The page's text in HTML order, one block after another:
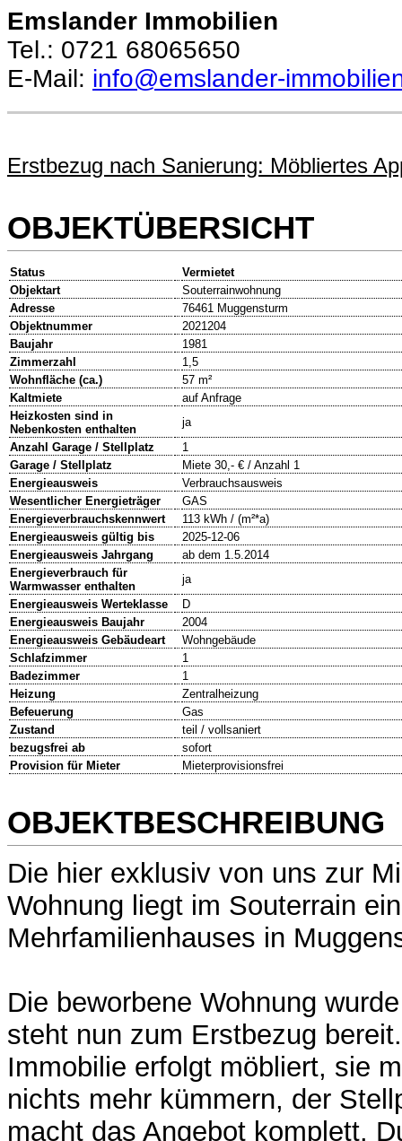
Emslander Immobilien
Tel.: 0721 68065650
E-Mail: info@emslander-
Erstbezug nach Sanierung: Möbliertes
OBJEKTÜBERSICHT
Status
Vermietet
Objektart
Souterrainwohnung
Adresse
76461 Muggensturm
Objektnummer
2021204
Baujahr
1981
Zimmerzahl
1,5
Wohnfläche (ca.)
57 m²
Kaltmiete
auf Anfrage
Heizkosten sind in
Nebenkosten enthalten
ja
Anzahl Garage / Stellplatz
1
Garage / Stellplatz
Miete 30,- € / Anzahl 1
Energieausweis
Verbrauchsausweis
Wesentlicher Energieträger
GAS
Energieverbrauchskennwert
113 kWh / (m²*a)
Energieausweis gültig bis
2025-12-06
Energieausweis Jahrgang
ab dem 1.5.2014
Energieverbrauch für
Warmwasser enthalten
ja
Energieausweis Werteklasse
D
Energieausweis Baujahr
2004
Energieausweis Gebäudeart
Wohngebäude
Schlafzimmer
1
Badezimmer
1
Heizung
Zentralheizung
Befeuerung
Gas
Zustand
teil / vollsaniert
bezugsfrei ab
sofort
Provision für Mieter
Mieterprovisionsfrei
OBJEKTBESCHREIBUNG
Die hier exklusiv von uns zur
Wohnung liegt im Souterrain
Mehrfamilienhauses in
Die beworbene Wohnung
steht nun zum Erstbezug
Immobilie erfolgt möbliert, sie
nichts mehr kümmern, der
macht das Angebot komplett.